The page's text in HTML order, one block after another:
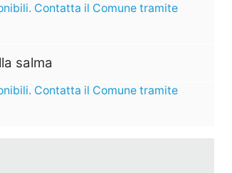
Contatta il Comune tramite
salma
Contatta il Comune tramite